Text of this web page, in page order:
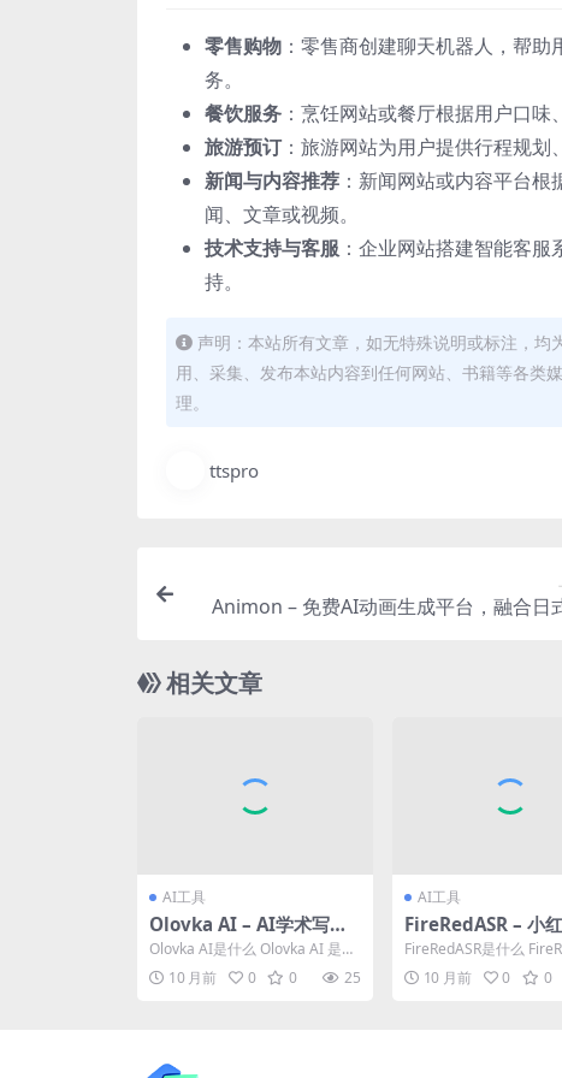
零售购物 ：零售商创建聊天机器人，帮
务。
餐饮服务 ：烹饪网站或餐厅根据用户口味
旅游预订：旅游网站为用户提供行程规划
新闻与内容推荐 ：新闻网站或内容平台
闻、文章或视频。
技术支持与客服：企业网站搭建智能客服
持。
声明：本站所有文章，如无特殊说明或标注，
用、采集、发布本站内容到任何网站、书籍等各类
理。
ttspro
Animon – 免费AI动画生成平台，融合日
相关文章
AI工具
Olovka AI – AI学术写作
辅助平台，提供针对性的
写作建议
Olovka AI是什么 Olovka AI 是专
为学生设计的AI学习辅助平
台，...10 月前 0 0 25
AI工具
FireRedASR – 小
源的自动语音识别
FireRedASR是什么
是小红书开源的工业级自
识...10 月前 0 0